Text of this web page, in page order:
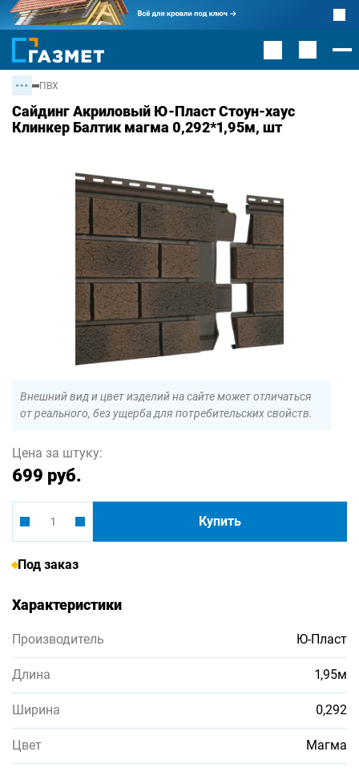
ПВХ
Сайдинг Акриловый Ю-Пласт Стоун-хаус
Клинкер Балтик магма 0,292*1,95м, шт
Внешний вид и цвет изделий на сайте может отличаться
от реального, без ущерба для потребительских свойств.
Цена за штуку:
699 руб.
Купить
Под заказ
Характеристики
Производитель Ю-Пласт
Длина 1,95м
Ширина 0,292
Цвет Магма